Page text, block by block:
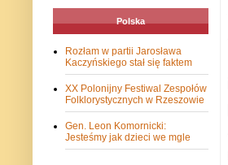
Polska
Rozłam w partii Jarosława
Kaczyńskiego stał się faktem
XX Polonijny Festiwal Zespołów
Folklorystycznych w Rzeszowie
Gen. Leon Komornicki:
Jesteśmy jak dzieci we mgle